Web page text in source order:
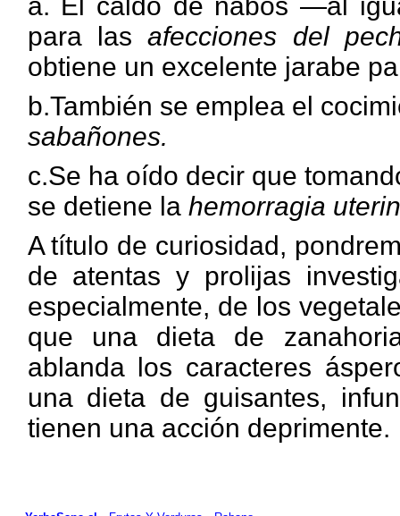
para lasafecciones del
obtiene un excelente jarabe
b.También se emplea el
sabañones.
c.Se ha oído decir que
se detiene la hemorragia
A título de curiosidad,
de atentas y prolijas
especialmente, de los
que una dieta de
ablanda los caracteres
una dieta de guisantes,
tienen una acción deprimente.